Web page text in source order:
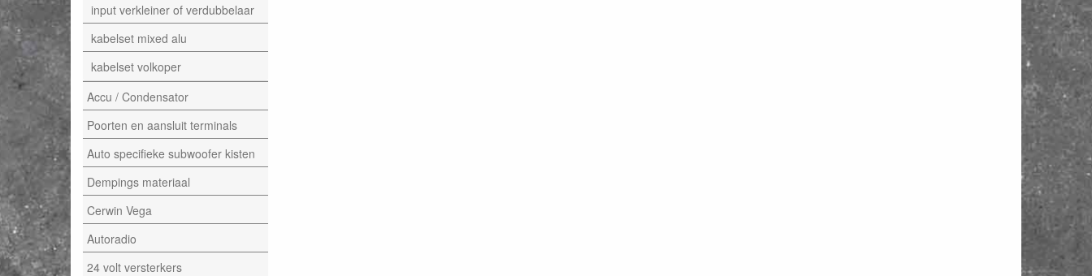
input verkleiner of verdubbelaar
kabelset mixed alu
kabelset volkoper
Accu / Condensator
Poorten en aansluit terminals
Auto specifieke subwoofer kisten
Dempings materiaal
Cerwin Vega
Autoradio
24 volt versterkers